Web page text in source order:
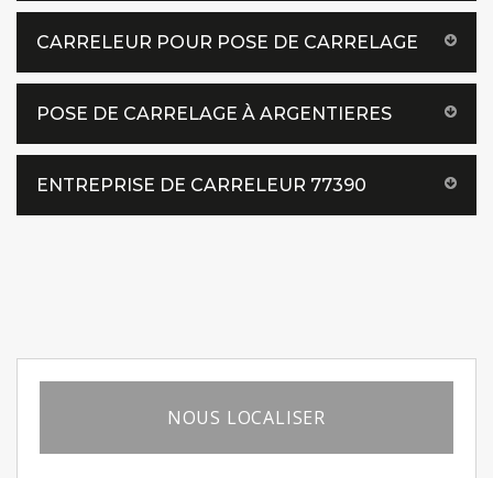
CARRELEUR POUR POSE DE CARRELAGE
POSE DE CARRELAGE À ARGENTIERES
ENTREPRISE DE CARRELEUR 77390
NOUS LOCALISER